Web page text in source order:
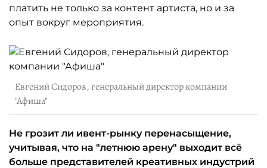
платить не только за контент артиста, но и за
опыт вокруг мероприятия.
Евгений Сидоров, генеральный директор компании
"Афиша"
Не грозит ли ивент-рынку перенасыщение,
учитывая, что на "летнюю арену" выходит всё
больше представителей креативных индустрий